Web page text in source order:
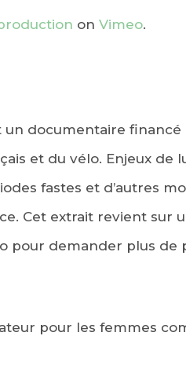
on Vimeo.
un documentaire financé
et du vélo. Enjeux de
fastes et d’autres
Cet extrait revient sur
pour demander plus de
pour les femmes